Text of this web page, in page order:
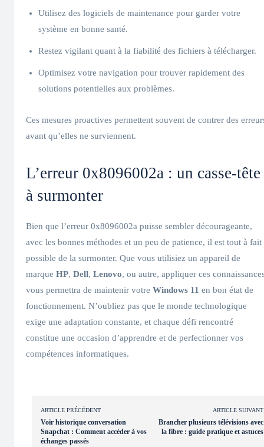
Utilisez des logiciels de maintenance pour garder votre
système en bonne santé.
Restez vigilant quant à la fiabilité des fichiers à télécharger.
Optimisez votre navigation pour trouver rapidement des
solutions potentielles aux problèmes.
Ces mesures proactives permettent souvent de contrer des
avant qu’elles ne surviennent.
L’erreur 0x8096002a : un casse-tête
à surmonter
Bien que l’erreur 0x8096002a puisse sembler décourageante,
avec les bonnes méthodes et un peu de patience, il est tout à fait
possible de la surmonter. Que vous utilisiez un appareil de
marque HP, Dell, Lenovo, ou autre, appliquer ces
vous permettra de maintenir votre Windows 11 en bon état de
fonctionnement. N’oubliez pas que le monde technologique
exige une adaptation constante, et chaque défi rencontré
constitue une occasion d’apprendre et de perfectionner vos
compétences informatiques.
ARTICLE PRÉCÉDENT
Voir historique conversation
Snapchat : Comment accéder à vos
échanges passés
ARTICLE SUIVANT
Brancher plusieurs télévisions avec
la fibre : guide pratique et astuces